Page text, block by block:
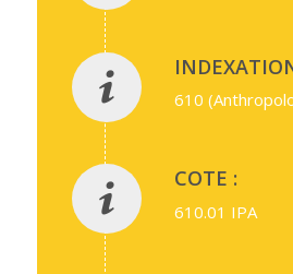
610
COTE :
610.01 IPA